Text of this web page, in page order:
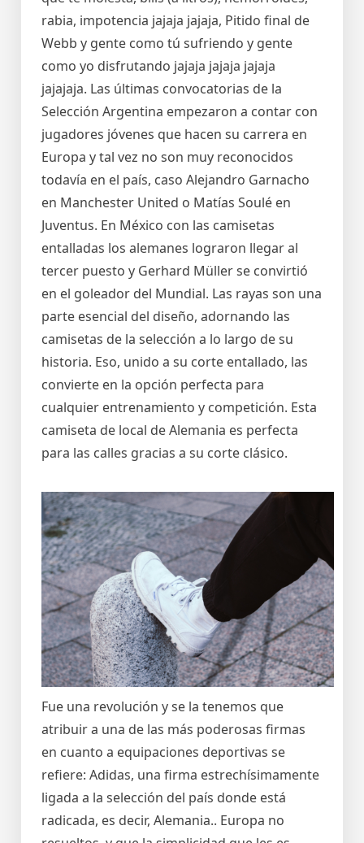
rabia, impotencia jajaja jajaja, Pitido final de
Webb y gente como tú sufriendo y gente
como yo disfrutando jajaja jajaja jajaja
jajajaja. Las últimas convocatorias de la
Selección Argentina empezaron a contar con
jugadores jóvenes que hacen su carrera en
Europa y tal vez no son muy reconocidos
todavía en el país, caso Alejandro Garnacho
en Manchester United o Matías Soulé en
Juventus. En México con las camisetas
entalladas los alemanes lograron llegar al
tercer puesto y Gerhard Müller se convirtió
en el goleador del Mundial. Las rayas son una
parte esencial del diseño, adornando las
camisetas de la selección a lo largo de su
historia. Eso, unido a su corte entallado, las
convierte en la opción perfecta para
cualquier entrenamiento y competición. Esta
camiseta de local de Alemania es perfecta
para las calles gracias a su corte clásico.
Fue una revolución y se la tenemos que
atribuir a una de las más poderosas firmas
en cuanto a equipaciones deportivas se
refiere: Adidas, una firma estrechísimamente
ligada a la selección del país donde está
radicada, es decir, Alemania.. Europa no